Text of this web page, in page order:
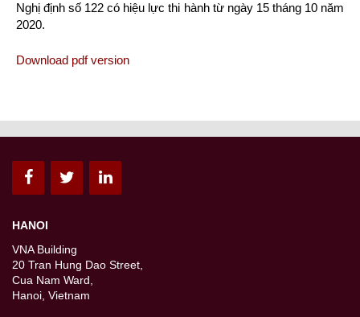
Nghị định số 122 có hiệu lực thi hành từ ngày 15 tháng 10 năm
2020.
Download pdf version
HANOI
VNA Building
20 Tran Hung Dao Street,
Cua Nam Ward,
Hanoi, Vietnam